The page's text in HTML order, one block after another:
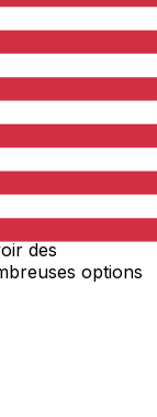
des
options